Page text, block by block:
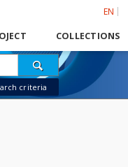
EN
COLLECTIONS
criteria